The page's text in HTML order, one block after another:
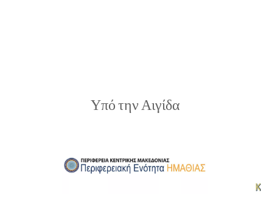
Υπό την Αιγίδα